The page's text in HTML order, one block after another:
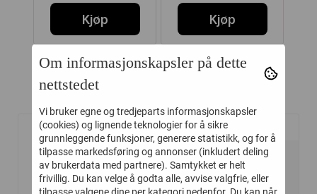
Kjøp
Kjøp
Relaterte produkter
-35% -40%
Om informasjonskapsler på dette
nettstedet
Vi bruker egne og tredjeparts informasjonskapsler
(cookies) og lignende teknologier for å sikre
grunnleggende funksjoner, generere statistikk, og for å
tilpasse markedsføring og annonser (inkludert deling
av brukerdata med partnere). Samtykket er helt
frivillig. Du kan velge å godta alle, avvise valgfrie, eller
tilpasse valgene dine per kategori nedenfor. Du kan når